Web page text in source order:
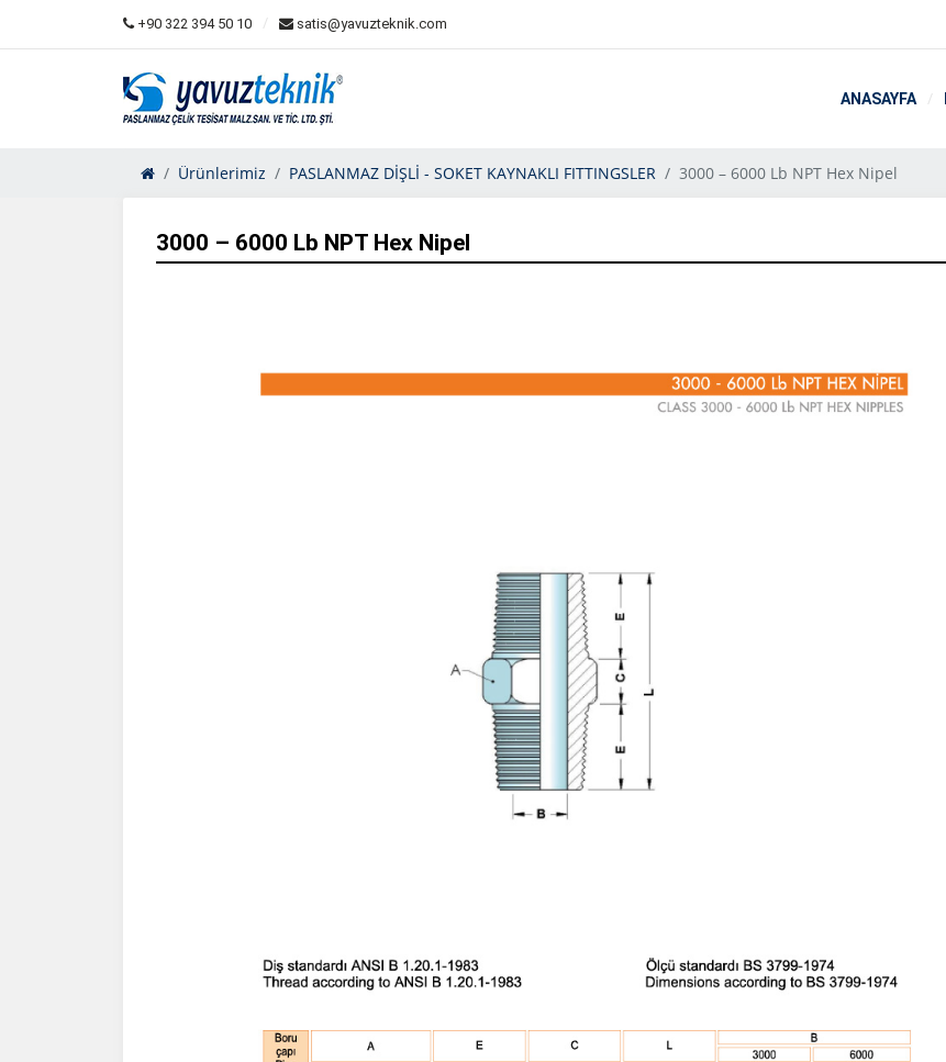
+90 322 394 50 10 satis@yavuzteknik.com
ANASAYFA
Ürünlerimiz PASLANMAZ DİŞLİ - SOKET KAYNAKLI FITTINGSLER 3000 – 6000 Lb NPT Hex Nipel
3000 – 6000 Lb NPT Hex Nipel